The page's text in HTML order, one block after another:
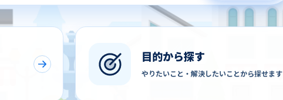
目的から探す
やりたいこと・解決したいことから探せます